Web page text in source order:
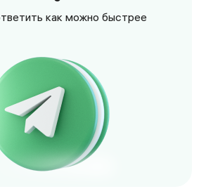
как можно быстрее